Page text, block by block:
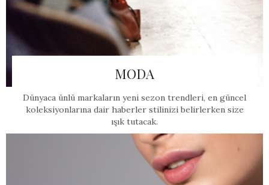
MODA
Dünyaca ünlü markaların yeni sezon trendleri, en güncel
koleksiyonlarına dair haberler stilinizi belirlerken size
ışık tutacak.